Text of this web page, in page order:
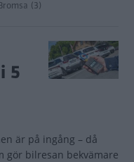
(3)
5
är på ingång – då
gör bilresan bekvämare